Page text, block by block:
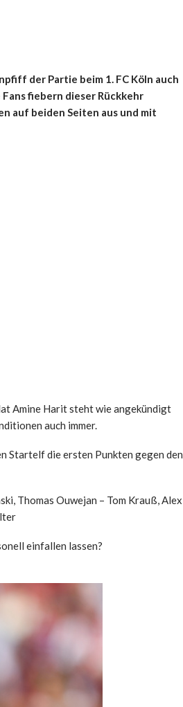
der Partie beim 1. FC Köln auch
fiebern dieser Rückkehr
auf beiden Seiten aus und mit
Amine Harit steht wie angekündigt
auch immer.
Startelf die ersten Punkten gegen den
Thomas Ouwejan – Tom Krauß, Alex
einfallen lassen?